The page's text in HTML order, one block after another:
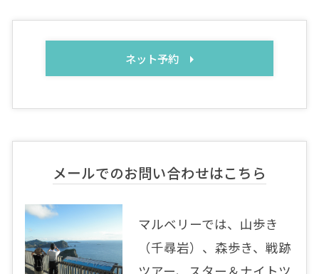
ネット予約
メールでのお問い合わせはこちら
マルベリーでは、山歩き
（千尋岩）、森歩き、戦跡